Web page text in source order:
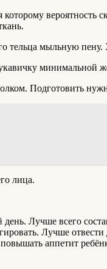
тельца мыльную
минимальной
Подготовить
лица.
Лучше всего
Лучше отвести
аппетит